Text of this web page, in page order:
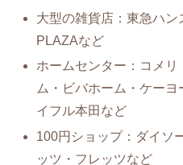
大型の雑貨店：東急ハン
PLAZAなど
ホームセンター：コメ
ム・ビバホーム・ケー
イフル本田など
100円ショップ：ダイソ
ッツ・フレッツなど